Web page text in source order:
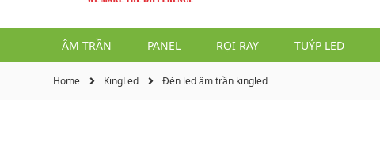
ÂM TRẦN PANEL RỌI RAY TUÝP LED
Home KingLed Đèn led âm trần kingled